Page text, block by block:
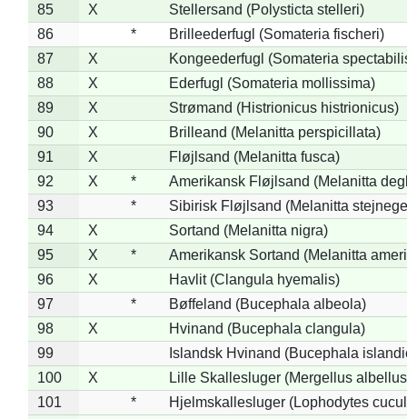
85
X
Stellersand (Polysticta stelleri)
86
*
Brilleederfugl (Somateria fischeri)
87
X
Kongeederfugl (Somateria
88
X
Ederfugl (Somateria mollissima)
89
X
Strømand (Histrionicus histrionicus)
90
X
Brilleand (Melanitta perspicillata)
91
X
Fløjlsand (Melanitta fusca)
92
X *
Amerikansk Fløjlsand (Melanitta
93
*
Sibirisk Fløjlsand (Melanitta
94
X
Sortand (Melanitta nigra)
95
X *
Amerikansk Sortand (Melanitta
96
X
Havlit (Clangula hyemalis)
97
*
Bøffeland (Bucephala albeola)
98
X
Hvinand (Bucephala clangula)
99
Islandsk Hvinand (Bucephala
100
X
Lille Skallesluger (Mergellus
101
*
Hjelmskallesluger (Lophodytes